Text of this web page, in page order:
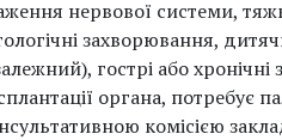
нервової системи,
захворювання,
гострі або
органа, потребує
комісією